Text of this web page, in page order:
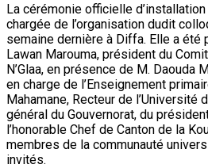
La cérémonie officielle
chargée de l’organisation dudit
semaine dernière à Diffa. Elle a été
Lawan Marouma, président du
N’Glaa, en présence de M. Daouda
en charge de l’Enseignement
Mahamane, Recteur de l’Université
général du Gouvernorat, du
l’honorable Chef de Canton de la
membres de la communauté
invités.